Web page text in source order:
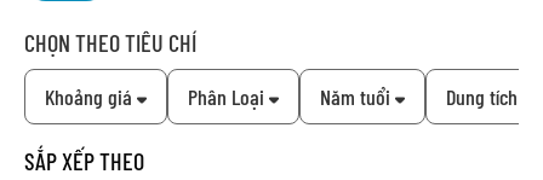
CHỌN THEO TIÊU CHÍ
Khoảng giá Phân Loại Năm tuổi Dung tích
SẮP XẾP THEO